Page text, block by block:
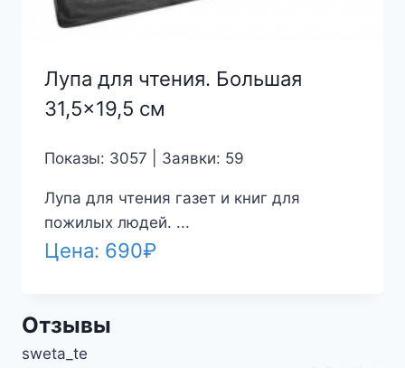
Лупа для чтения. Большая
31,5×19,5 см
Показы: 3057 | Заявки: 59
Лупа для чтения газет и книг для
пожилых людей. ...
Цена: 690₽
Отзывы
sweta_te